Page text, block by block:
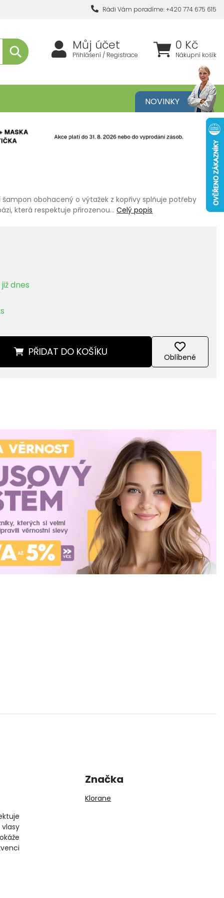
Rádi Vám poradíme: +420 774 675 615
0 Kč
Nákupní košík
Můj účet
Přihlášení / Registrace
NOVINKY
šampon obohacený o výtažek z kopřivy splňuje potřeby
která respektuje přirozenou…Celý popis
dnes
PŘIDAT DO KOŠÍKU Oblíbené
Značka
Klorane